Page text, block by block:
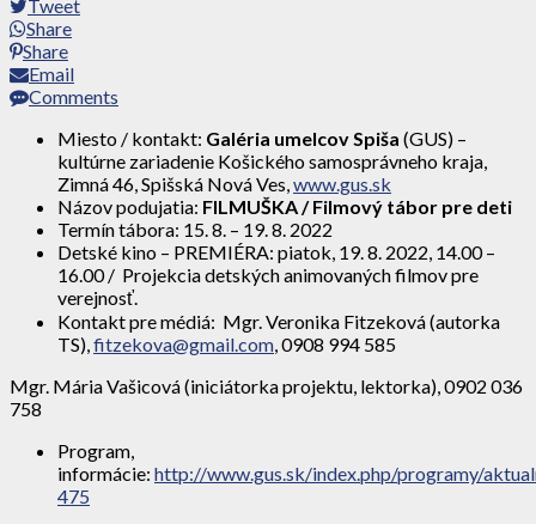
Tweet
Share
Share
Email
Comments
Miesto / kontakt: Galéria umelcov Spiša (GUS) –
kultúrne zariadenie Košického samosprávneho kraja,
Zimná 46, Spišská Nová Ves, www.gus.sk
Názov podujatia: FILMUŠKA / Filmový tábor pre deti
Termín tábora: 15. 8. – 19. 8. 2022
Detské kino – PREMIÉRA: piatok, 19. 8. 2022, 14.00 –
16.00 / Projekcia detských animovaných filmov pre
verejnosť.
Kontakt pre médiá: Mgr. Veronika Fitzeková (autorka
TS), fitzekova@gmail.com , 0908 994 585
Mgr. Mária Vašicová (iniciátorka projektu, lektorka), 0902 036
758
Program,
informácie: http://www.gus.sk/index.php/programy/
475